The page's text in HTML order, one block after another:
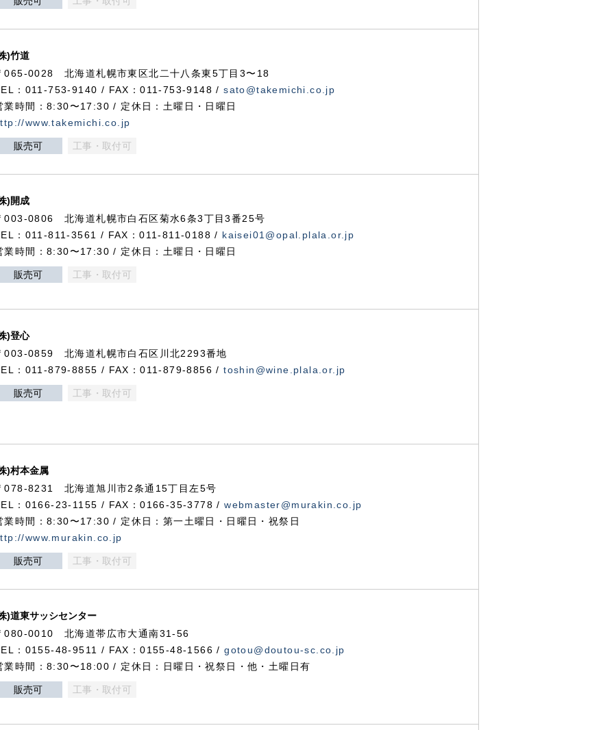
)竹道
065-0028 北海道札幌市東区北二十八条東5丁目3〜18
：011-753-9140 / FAX：011-753-9148 /sato@takemichi.co.jp
業時間：8:30〜17:30 / 定休日：土曜日・日曜日
www.takemichi.co.jp
販売可 工事・取付可
)開成
003-0806 北海道札幌市白石区菊水6条3丁目3番25号
：011-811-3561 / FAX：011-811-0188 / kaisei01@opal.plala.or.jp
業時間：8:30〜17:30 / 定休日：土曜日・日曜日
販売可 工事・取付可
)登心
003-0859 北海道札幌市白石区川北2293番地
：011-879-8855 / FAX：011-879-8856 /toshin@wine.plala.or.jp
販売可 工事・取付可
)村本金属
078-8231 北海道旭川市2条通15丁目左5号
：0166-23-1155 / FAX：0166-35-3778 /webmaster@murakin.co.jp
業時間：8:30〜17:30 / 定休日：第一土曜日・日曜日・祝祭日
www.murakin.co.jp
販売可 工事・取付可
)道東サッシセンター
080-0010 北海道帯広市大通南31-56
：0155-48-9511 / FAX：0155-48-1566 /gotou@doutou-sc.co.jp
業時間：8:30〜18:00 / 定休日：日曜日・祝祭日・他・土曜日有
販売可 工事・取付可